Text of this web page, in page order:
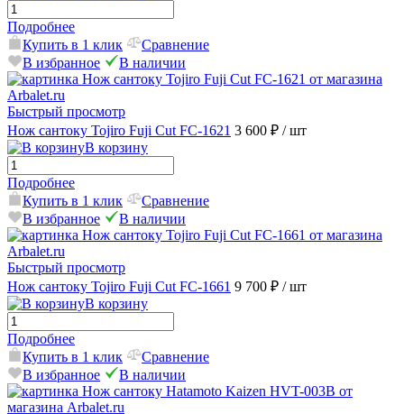
Подробнее
Купить в 1 клик
Сравнение
В избранное
В наличии
Быстрый просмотр
Нож сантоку Tojiro Fuji Cut FC-1621 3 600 ₽ / шт
В корзину
Подробнее
Купить в 1 клик
Сравнение
В избранное
В наличии
Быстрый просмотр
Нож сантоку Tojiro Fuji Cut FC-1661 9 700 ₽ / шт
В корзину
Подробнее
Купить в 1 клик
Сравнение
В избранное
В наличии